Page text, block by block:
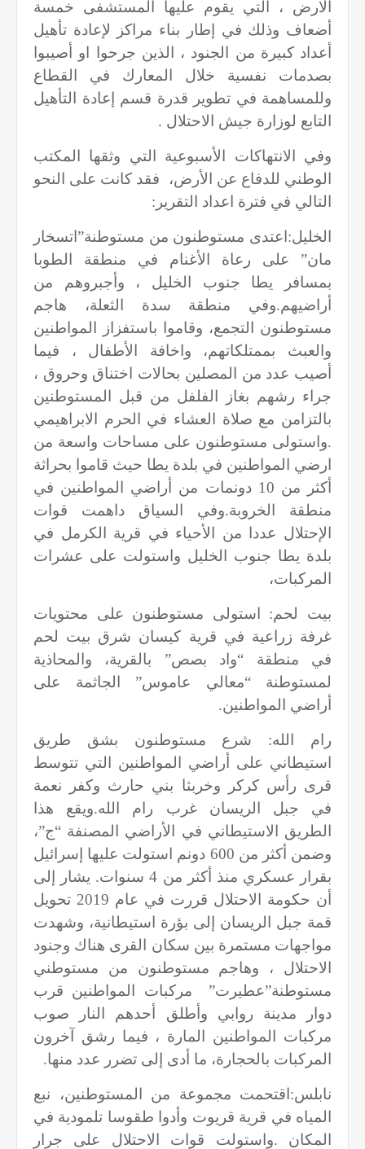
الارض ، التي يقوم عليها المستشفى خمسة
أضعاف وذلك في إطار بناء مراكز لإعادة تأهيل
أعداد كبيرة من الجنود ، الذين جرحوا او أصيبوا
بصدمات نفسية خلال المعارك في القطاع
وللمساهمة في تطوير قدرة قسم إعادة التأهيل
التابع لوزارة جيش الاحتلال .
وفي الانتهاكات الأسبوعية التي وثقها المكتب
الوطني للدفاع عن الأرض، فقد كانت على النحو
التالي في فترة اعداد التقرير :
الخليل:اعتدى مستوطنون من مستوطنة”اتسخار
مان” على رعاة الأغنام في منطقة الطوبا
بمسافر يطا جنوب الخليل ، وأجبروهم من
أراضيهم.وفي منطقة سدة الثعلة، هاجم
مستوطنون التجمع، وقاموا باستفزاز المواطنين
والعبث بممتلكاتهم، واخافة الأطفال ، فيما
أصيب عدد من المصلين بحالات اختناق وحروق ،
جراء رشهم بغاز الفلفل من قبل المستوطنين
بالتزامن مع صلاة العشاء في الحرم الابراهيمي
.واستولى مستوطنون على مساحات واسعة من
ارضي المواطنين في بلدة يطا حيث قاموا بحراثة
أكثر من 10 دونمات من أراضي المواطنين في
منطقة الخروبة.وفي السياق داهمت قوات
الإحتلال عددا من الأحياء في قرية الكرمل في
بلدة يطا جنوب الخليل واستولت على عشرات
المركبات،
بيت لحم: استولى مستوطنون على محتويات
غرفة زراعية في قرية كيسان شرق بيت لحم
في منطقة “واد بصص” بالقرية، والمحاذية
لمستوطنة “معالي عاموس” الجاثمة على
أراضي المواطنين.
رام الله: شرع مستوطنون بشق طريق
استيطاني على أراضي المواطنين التي تتوسط
قرى رأس كركر وخربثا بني حارث وكفر نعمة
في جبل الريسان غرب رام الله.ويقع هذا
الطريق الاستيطاني في الأراضي المصنفة “ج”،
وضمن أكثر من 600 دونم استولت عليها إسرائيل
بقرار عسكري منذ أكثر من 4 سنوات. يشار إلى
أن حكومة الاحتلال قررت في عام 2019 تحويل
قمة جبل الريسان إلى بؤرة استيطانية، وشهدت
مواجهات مستمرة بين سكان القرى هناك وجنود
الاحتلال ، وهاجم مستوطنون من مستوطني
مستوطنة”عطيرت” مركبات المواطنين قرب
دوار مدينة روابي وأطلق أحدهم النار صوب
مركبات المواطنين المارة ، فيما رشق آخرون
المركبات بالحجارة، ما أدى إلى تضرر عدد منها.
نابلس:اقتحمت مجموعة من المستوطنين، نبع
المياه في قرية قريوت وأدوا طقوسا تلمودية في
المكان .واستولت قوات الاحتلال على جرار